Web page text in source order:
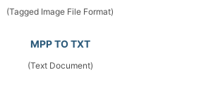
(Tagged Image File Format)
MPP TO TXT
(Text Document)